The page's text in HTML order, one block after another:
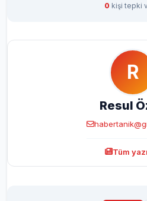
0 kişi tepki
R
Resul
Tüm